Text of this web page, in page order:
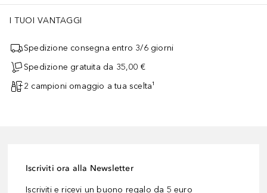
I TUOI VANTAGGI
Spedizione consegna entro 3/6 giorni
Spedizione gratuita da 35,00 €
2 campioni omaggio a tua scelta¹
Iscriviti ora alla Newsletter
Iscriviti e ricevi un buono regalo da 5 euro